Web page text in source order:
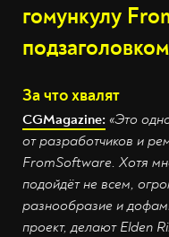
гомункулу
За что хвалят
CGMagazine: «Это
от разработчиков и
FromSoftware. Хотя
подойдёт не всем,
разнообразие и
проект, делают Elden